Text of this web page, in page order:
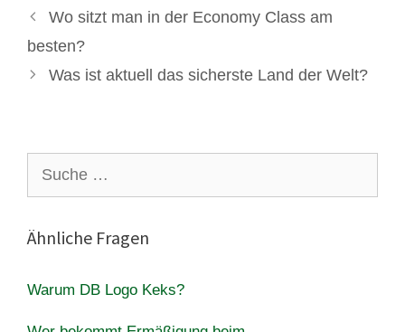
Wo sitzt man in der Economy Class am
besten?
Was ist aktuell das sicherste Land der Welt?
nach:
Ähnliche Fragen
Warum DB Logo Keks?